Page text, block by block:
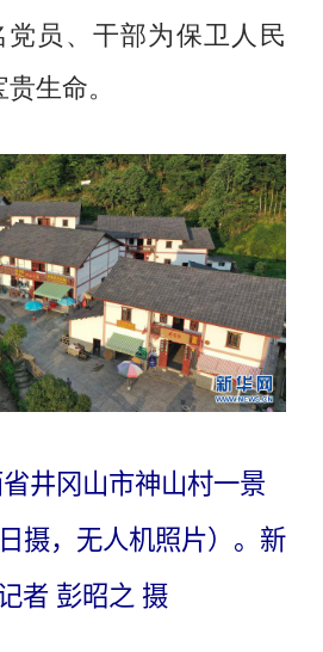
员、干部为保卫人民
生命。
井冈山市神山村一景
日摄，无人机照片）。新
者 彭昭之 摄